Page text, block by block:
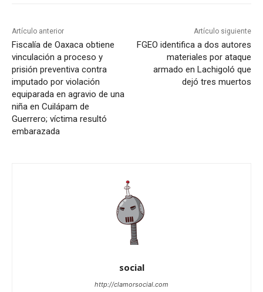
Artículo anterior
Fiscalía de Oaxaca obtiene
vinculación a proceso y
prisión preventiva contra
imputado por violación
equiparada en agravio de una
niña en Cuilápam de
Guerrero; víctima resultó
embarazada
Artículo siguiente
FGEO identifica a dos autores
materiales por ataque
armado en Lachigoló que
dejó tres muertos
social
http://clamorsocial.com